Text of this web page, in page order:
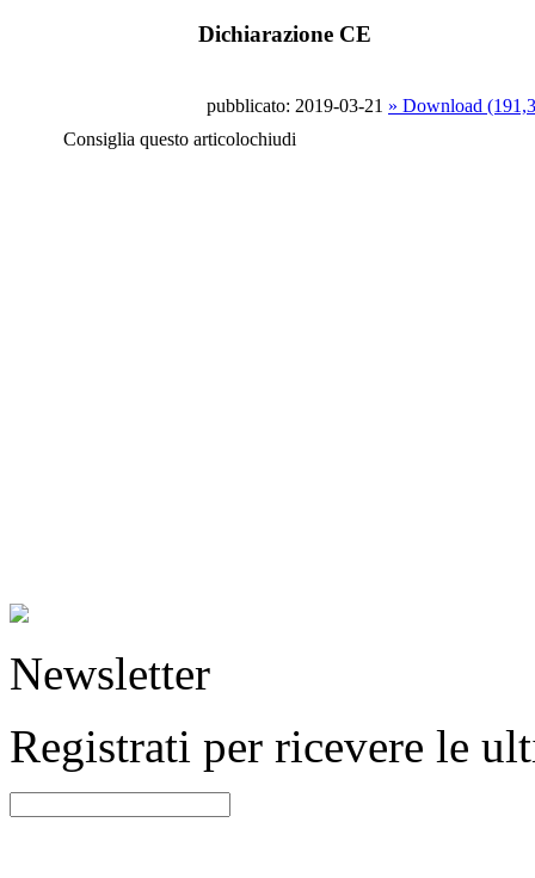
Dichiarazione CE
pubblicato: 2019-03-21 » Download
Consiglia questo articolochiudi
Newsletter
Registrati per ricevere le